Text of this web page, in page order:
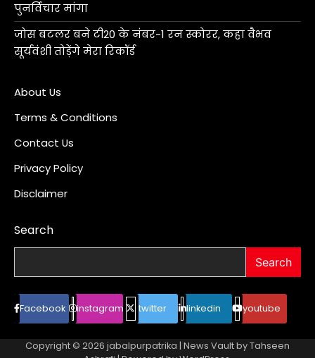
पुनर्विचार मांगा
जोस बटलर बने टी20 के नंबर-1 रन स्कोरर, कहा वैभव
सूर्यवंशी तोड़ेंगे मेरा रिकॉर्ड
About Us
Terms & Conditions
Contact Us
Privacy Policy
Disclaimer
Search
Search
Facebook instagram twitter linkedin youtube
Copyright © 2026 jabalpurpatrika | News Vault byTahseen